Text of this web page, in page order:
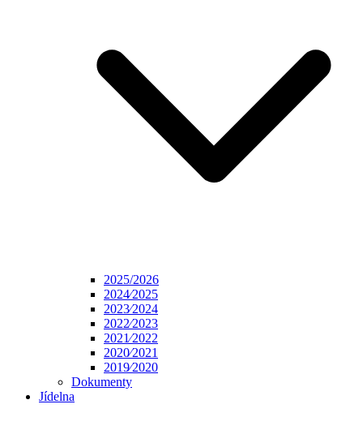
2025/2026
2024⁄2025
2023⁄2024
2022⁄2023
2021⁄2022
2020⁄2021
2019⁄2020
Dokumenty
Jídelna